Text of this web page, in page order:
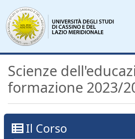
Scienze
formazione 2023/
Il Corso